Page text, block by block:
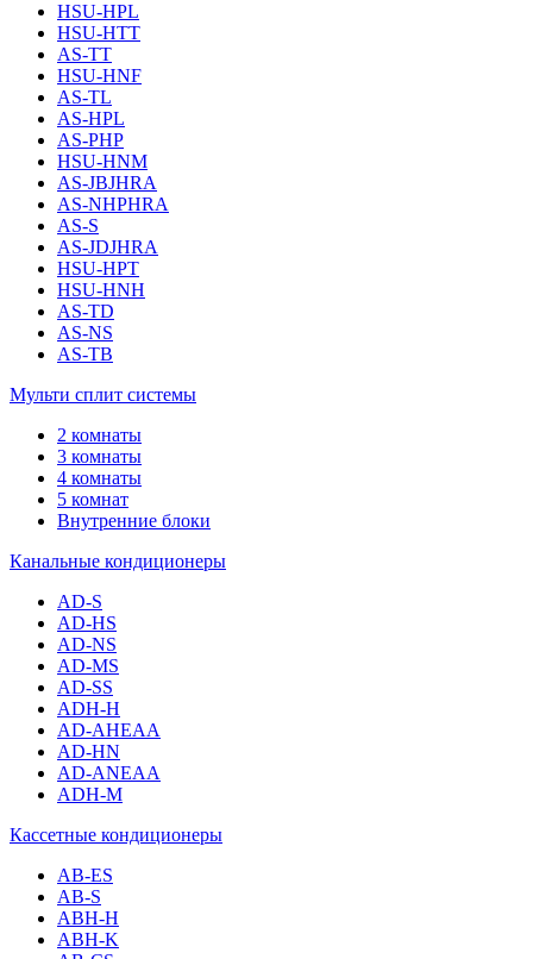
HSU-HPL
HSU-HTT
AS-TT
HSU-HNF
AS-TL
AS-HPL
AS-PHP
HSU-HNM
AS-JBJHRA
AS-NHPHRA
AS-S
AS-JDJHRA
HSU-HPT
HSU-HNH
AS-TD
AS-NS
AS-TB
Мульти сплит системы
2 комнаты
3 комнаты
4 комнаты
5 комнат
Внутренние блоки
Канальные кондиционеры
AD-S
AD-HS
AD-NS
AD-MS
AD-SS
ADH-H
AD-AHEAA
AD-HN
AD-ANEAA
ADH-M
Кассетные кондиционеры
AB-ES
AB-S
ABH-H
ABH-K